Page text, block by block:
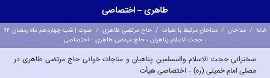
طاهری – اختصاصی
خانه / مداحان / مداحان مرتبط با هیات / حاج مرتضی طاهری /
صوت | شب چهاردهم ماه رمضان ۹۳
، حجت الاسلام پناهیان ، حاج مرتضی طاهری – اختصاصی
سخنرانی حجت الاسلام والمسلمین پناهیان و مناجات خوانی حاج مرتضی طاهری در
مصلی امام خمینی (ره) – اختصاصی هیأت